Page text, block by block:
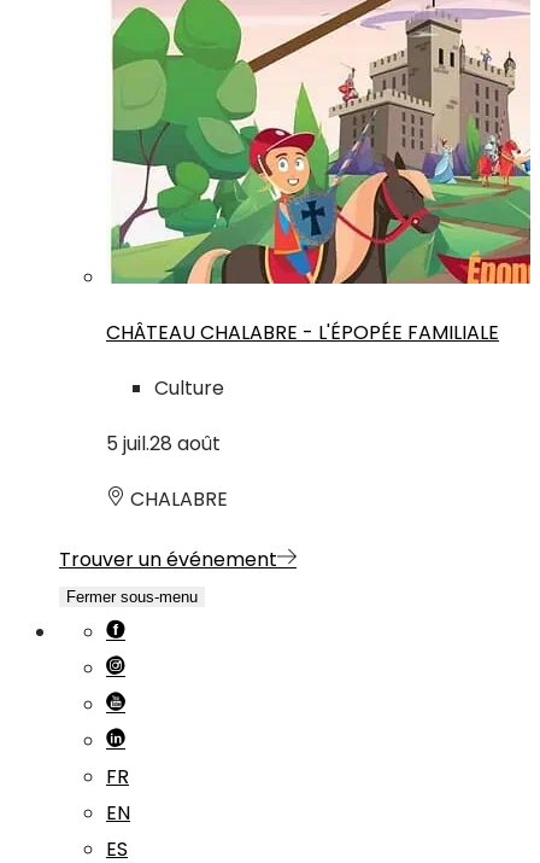
CHÂTEAU CHALABRE - L'ÉPOPÉE FAMILIALE
Culture
5 juil.28 août
CHALABRE
Trouver un événement
Fermer sous-menu
FR
EN
ES